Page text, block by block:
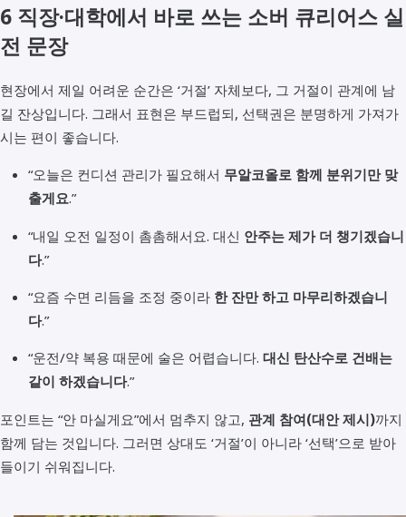
6 직장·대학에서 바로 쓰는 소버 큐리어스 실
전 문장
현장에서 제일 어려운 순간은 ‘거절’ 자체보다, 그 거절이 관계에 남
길 잔상입니다. 그래서 표현은 부드럽되, 선택권은 분명하게 가져가
시는 편이 좋습니다.
“오늘은 컨디션 관리가 필요해서 무알코올로 함께 분위기만 맞
출게요.”
“내일 오전 일정이 촘촘해서요. 대신 안주는 제가 더 챙기겠습니
다.”
“요즘 수면 리듬을 조정 중이라 한 잔만 하고 마무리하겠습니
다.”
“운전/약 복용 때문에 술은 어렵습니다. 대신 탄산수로 건배는
같이 하겠습니다.”
포인트는 “안 마실게요”에서 멈추지 않고, 관계 참여(대안 제시)까지
함께 담는 것입니다. 그러면 상대도 ‘거절’이 아니라 ‘선택’으로 받아
들이기 쉬워집니다.